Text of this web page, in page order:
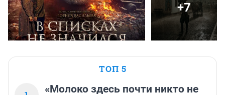
+7
ТОП 5
«Молоко здесь почти никто не